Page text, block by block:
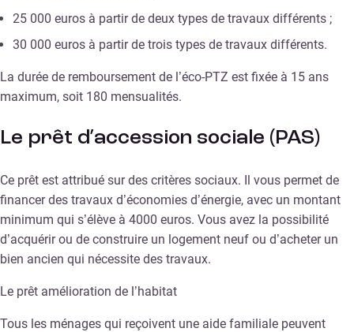
25 000 euros à partir de deux types de travaux différents ;
30 000 euros à partir de trois types de travaux différents.
La durée de remboursement de l’éco-PTZ est fixée à 15 ans
maximum, soit 180 mensualités.
Le prêt d’accession sociale (PAS)
Ce prêt est attribué sur des critères sociaux. Il vous permet de
financer des travaux d’économies d’énergie, avec un montant
minimum qui s’élève à 4000 euros. Vous avez la possibilité
d’acquérir ou de construire un logement neuf ou d’acheter un
bien ancien qui nécessite des travaux.
Le prêt amélioration de l’habitat
Tous les ménages qui reçoivent une aide familiale peuvent